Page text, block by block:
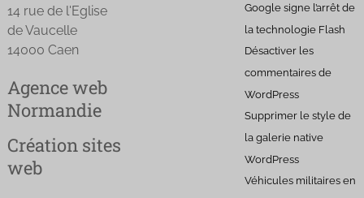
14 rue de l'Eglise
de Vaucelle
14000 Caen
Agence web
Normandie
Création sites
web
Google signe l’arrêt de
la technologie Flash
Désactiver les
commentaires de
WordPress
Supprimer le style de
la galerie native
WordPress
Véhicules militaires en